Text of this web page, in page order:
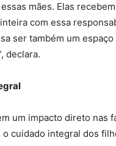
mães. Elas
com essa
ser também um
declara.
um impacto direto nas
cuidado integral dos